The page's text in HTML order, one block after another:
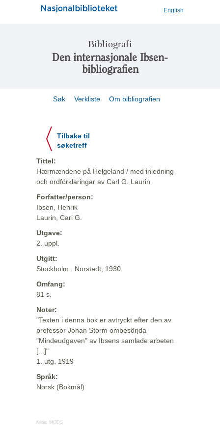
English
Bibliografi
Den internasjonale Ibsen-
bibliografien
Søk Verkliste Om bibliografien
Tilbake til
søketreff
Tittel:
Hærmændene på Helgeland / med inledning
och ordförklaringar av Carl G. Laurin
Forfatter/person:
Ibsen, Henrik
Laurin, Carl G.
Utgave:
2. uppl.
Utgitt:
Stockholm : Norstedt, 1930
Omfang:
81 s.
Noter:
"Texten i denna bok er avtryckt efter den av
professor Johan Storm ombesörjda
"Mindeudgaven" av Ibsens samlade arbeten
[...]"
1. utg. 1919
Språk:
Norsk (Bokmål)
Kilde: MODS